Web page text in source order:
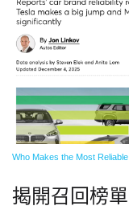
Who Makes the Most
揭開召回榜